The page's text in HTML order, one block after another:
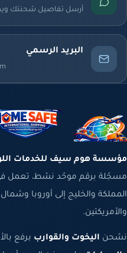
أرسل تفاصيل شحنتك
البريد الرسمي
مؤسسة هوم سيف للخدمات
مسجّلة برقم موحّد نشط، تعمل
المملكة والخليج إلى أوروبا
والأمريكتين.
نشحن اليخوت والقوارب برفع